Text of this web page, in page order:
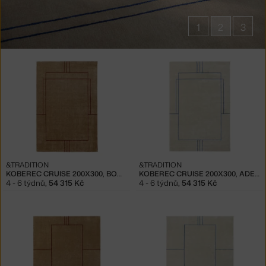
1 3
Produkty
KOBEREC CRUISE 200X300, BOMBAY GOLDEN BROWN
&TRADITION
4 - 6 týdnů 54 315 Kč
KOBEREC CRUISE 200X300, ADEN DESERT BEIGE
&TRADITION
4 - 6 týdnů 54 315 Kč